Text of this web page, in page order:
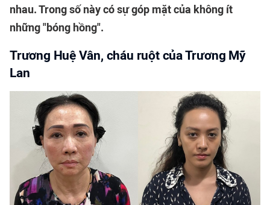
nhau. Trong số này có sự góp mặt của không ít
những "bóng hồng".
Trương Huệ Vân, cháu ruột của Trương Mỹ
Lan